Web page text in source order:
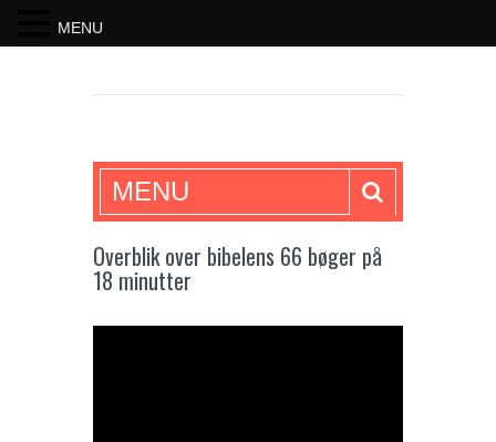
SKRIFTEN
MENU
Overblik over bibelens 66 bøger på
18 minutter
MENU